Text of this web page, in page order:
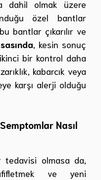
dahil olmak üzere
özel bantlar
bantlar çıkarılır ve
, kesin sonuç
bir kontrol daha
kabarcık veya
karşı alerji olduğu
Nasıl
tedavisi olmasa da,
ve yeni